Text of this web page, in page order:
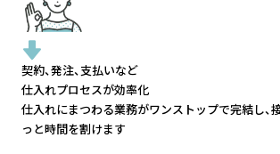
契約、発注、支払いなど
仕入れプロセスが効率化
仕入れにまつわる業務がワンストップで完結し、
っと時間を割けます